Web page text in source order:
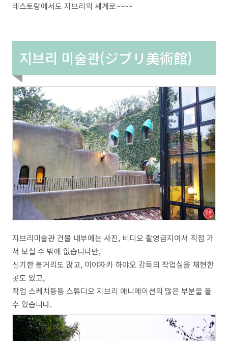
레스토랑에서도 지브리의 세계로~~~~
지브리 미술관(ジブリ美術館)
지브리미술관 건물 내부에는 사진, 비디오 촬영금지여서 직접 가
서 보실 수 밖에 없습니다만,
신기한 볼거리도 많고, 미야자키 하야오 감독의 작업실을 재현한
곳도 있고,
작업 스케치등등 스튜디오 지브리 애니메이션의 많은 부분을 볼
수 있습니다.